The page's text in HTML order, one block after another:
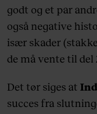
godt og et par
også negative
især skader
de må vente til del
Det tør siges at
succes fra